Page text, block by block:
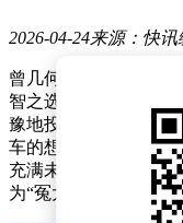
2026-04-24来源：快讯
曾几何时，用40万元
智之选。在传统购车
豫地投向BBA等传统
车的想法，内心也会
充满未知，它们是否
为“冤大头”？